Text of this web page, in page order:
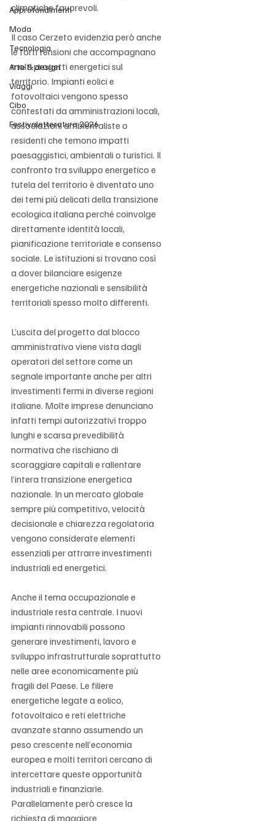
Approfondimenti
Moda
Tecnologia
Arte & design
Viaggi
Cibo
Festivaletteratura 2026
climatiche favorevoli.
Il caso Cerzeto evidenzia però anche
le forti tensioni che accompagnano
molti progetti energetici sul
territorio. Impianti eolici e
fotovoltaici vengono spesso
contestati da amministrazioni locali,
associazioni ambientaliste o
residenti che temono impatti
paesaggistici, ambientali o turistici. Il
confronto tra sviluppo energetico e
tutela del territorio è diventato uno
dei temi più delicati della transizione
ecologica italiana perché coinvolge
direttamente identità locali,
pianificazione territoriale e consenso
sociale. Le istituzioni si trovano così
a dover bilanciare esigenze
energetiche nazionali e sensibilità
territoriali spesso molto differenti.
L’uscita del progetto dal blocco
amministrativo viene vista dagli
operatori del settore come un
segnale importante anche per altri
investimenti fermi in diverse regioni
italiane. Molte imprese denunciano
infatti tempi autorizzativi troppo
lunghi e scarsa prevedibilità
normativa che rischiano di
scoraggiare capitali e rallentare
l’intera transizione energetica
nazionale. In un mercato globale
sempre più competitivo, velocità
decisionale e chiarezza regolatoria
vengono considerate elementi
essenziali per attrarre investimenti
industriali ed energetici.
Anche il tema occupazionale e
industriale resta centrale. I nuovi
impianti rinnovabili possono
generare investimenti, lavoro e
sviluppo infrastrutturale soprattutto
nelle aree economicamente più
fragili del Paese. Le filiere
energetiche legate a eolico,
fotovoltaico e reti elettriche
avanzate stanno assumendo un
peso crescente nell’economia
europea e molti territori cercano di
intercettare queste opportunità
industriali e finanziarie.
Parallelamente però cresce la
richiesta di maggiore